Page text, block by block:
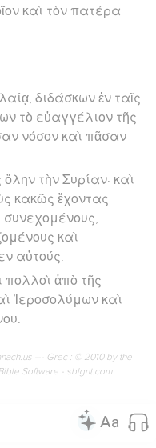
καὶ τὸν πατέρα
διδάσκων ἐν ταῖς
τὸ εὐαγγέλιον τῆς
νόσον καὶ πᾶσαν
τὴν Συρίαν· καὶ
κακῶς ἔχοντας
συνεχομένους,
καὶ
αὐτούς.
πολλοὶ ἀπὸ τῆς
Ἱεροσολύμων καὶ
--- Grec : © 2010 by the
Software - sblgnt.com